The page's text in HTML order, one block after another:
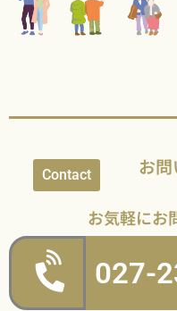
Contact
お問
お気軽にお
027-